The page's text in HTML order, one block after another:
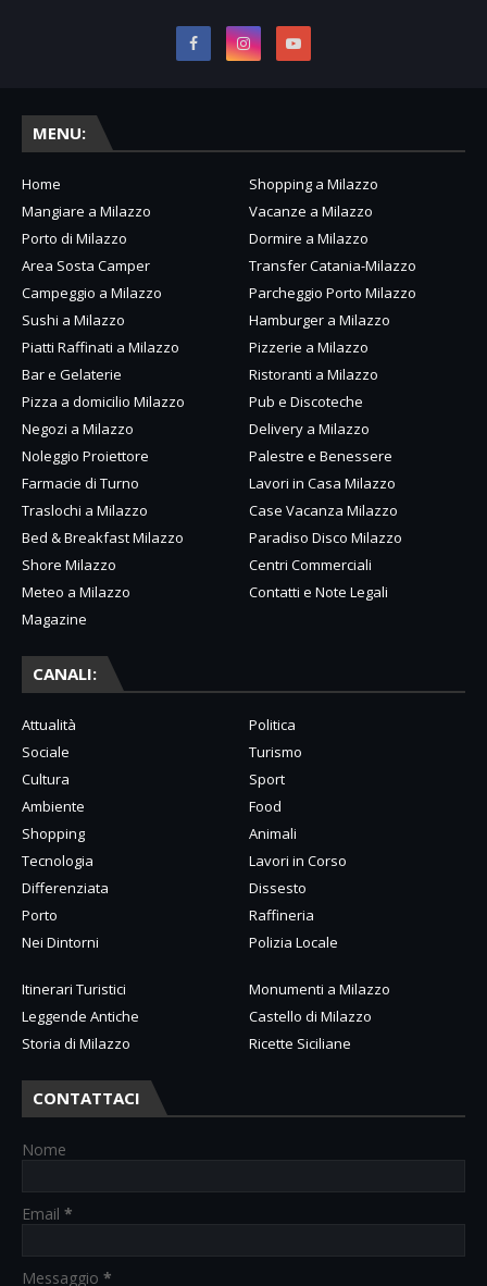
MENU:
Home
Shopping a Milazzo
Mangiare a Milazzo
Vacanze a Milazzo
Porto di Milazzo
Dormire a Milazzo
Area Sosta Camper
Transfer Catania-Milazzo
Campeggio a Milazzo
Parcheggio Porto Milazzo
Sushi a Milazzo
Hamburger a Milazzo
Piatti Raffinati a Milazzo
Pizzerie a Milazzo
Bar e Gelaterie
Ristoranti a Milazzo
Pizza a domicilio Milazzo
Pub e Discoteche
Negozi a Milazzo
Delivery a Milazzo
Noleggio Proiettore
Palestre e Benessere
Farmacie di Turno
Lavori in Casa Milazzo
Traslochi a Milazzo
Case Vacanza Milazzo
Bed & Breakfast Milazzo
Paradiso Disco Milazzo
Shore Milazzo
Centri Commerciali
Meteo a Milazzo
Contatti e Note Legali
Magazine
CANALI:
Attualità
Politica
Sociale
Turismo
Cultura
Sport
Ambiente
Food
Shopping
Animali
Tecnologia
Lavori in Corso
Differenziata
Dissesto
Porto
Raffineria
Nei Dintorni
Polizia Locale
Itinerari Turistici
Monumenti a Milazzo
Leggende Antiche
Castello di Milazzo
Storia di Milazzo
Ricette Siciliane
CONTATTACI
Nome
Email *
Messaggio *